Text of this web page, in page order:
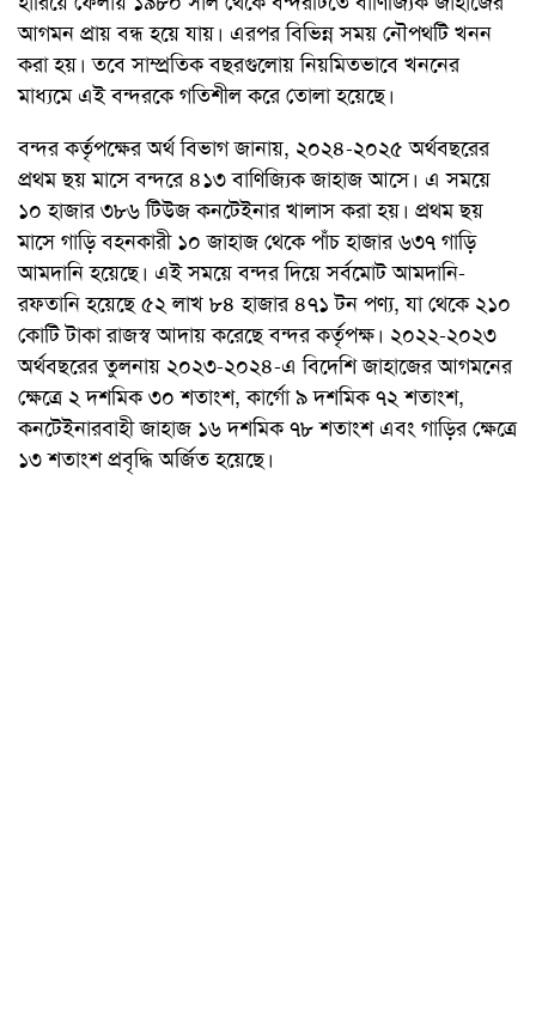
আগমন প্রায় বন্ধ হয়ে যায়। এরপর বিভিন্ন সময় নৌপথটি খনন
করা হয়। তবে সাম্প্রতিক বছরগুলোয় নিয়মিতভাবে খননের
মাধ্যমে এই বন্দরকে গতিশীল করে তোলা হয়েছে।
বন্দর কর্তৃপক্ষের অর্থ বিভাগ জানায়, ২০২৪-২০২৫ অর্থবছরের
প্রথম ছয় মাসে বন্দরে ৪১৩ বাণিজ্যিক জাহাজ আসে। এ সময়ে
১০ হাজার ৩৮৬ টিউজ কনটেইনার খালাস করা হয়। প্রথম ছয়
মাসে গাড়ি বহনকারী ১০ জাহাজ থেকে পাঁচ হাজার ৬৩৭ গাড়ি
আমদানি হয়েছে। এই সময়ে বন্দর দিয়ে সর্বমোট আমদানি-
রফতানি হয়েছে ৫২ লাখ ৮৪ হাজার ৪৭১ টন পণ্য, যা থেকে ২১০
কোটি টাকা রাজস্ব আদায় করেছে বন্দর কর্তৃপক্ষ। ২০২২-২০২৩
অর্থবছরের তুলনায় ২০২৩-২০২৪-এ বিদেশি জাহাজের আগমনের
ক্ষেত্রে ২ দশমিক ৩০ শতাংশ, কার্গো ৯ দশমিক ৭২ শতাংশ,
কনটেইনারবাহী জাহাজ ১৬ দশমিক ৭৮ শতাংশ এবং গাড়ির ক্ষেত্রে
১৩ শতাংশ প্রবৃদ্ধি অর্জিত হয়েছে।